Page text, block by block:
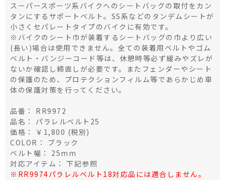
スーパースポーツ系バイクへのシートバッグの取付をカン
タンにするサポートベルト。SS系などのタンデムシートが
小さくセパレートタイプのバイクに有効です。
※バイクのシート巾が装着するシートバッグの巾より広い
(長い)場合は使用できません。全ての装着用ベルトやゴム
ベルト・バンジーコード等は、休憩時等必ず緩みやズレが
ないか確認し締直しが必要です。またフェンダーやシート
の保護のため、プロテクションフィルム等であらかじめ車
体の保護対策を行ってください。
品番： RR9972
品名： パラレルベルト25
価格： ￥1,800 (税別)
COLOR： ブラック
ベルト幅： 25mm
対応アイテム： 下記参照
※RR9974パラレルベルト18対応品には適合しません。